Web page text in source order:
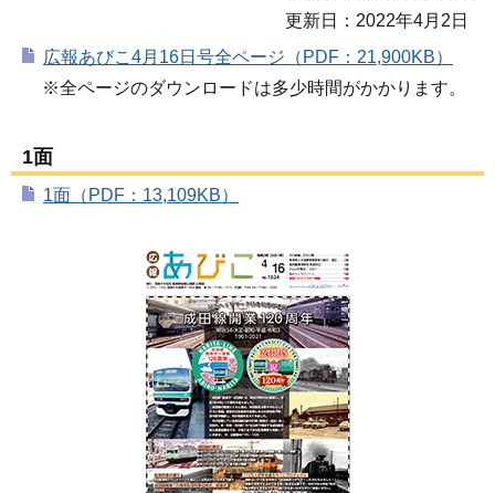
更新日：2022年4月2日
広報あびこ4月16日号全ページ（PDF：21,900KB）
※全ページのダウンロードは多少時間がかかります。
1面
1面（PDF：13,109KB）